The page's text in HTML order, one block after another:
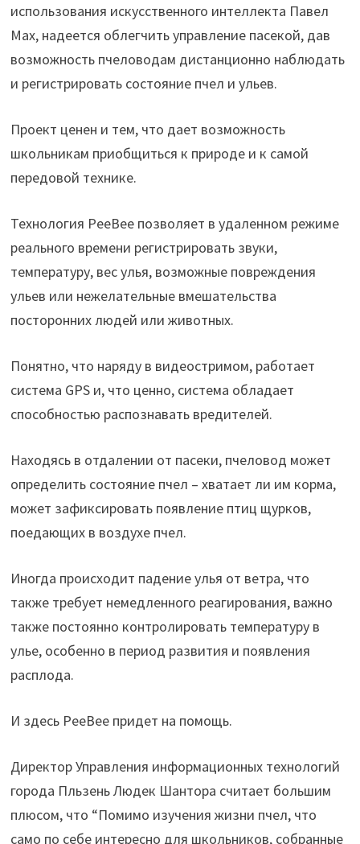
использования искусственного интеллекта Павел
Мах, надеется облегчить управление пасекой, дав
возможность пчеловодам дистанционно наблюдать
и регистрировать состояние пчел и ульев.
Проект ценен и тем, что дает возможность
школьникам приобщиться к природе и к самой
передовой технике.
Технология PeeBee позволяет в удаленном режиме
реального времени регистрировать звуки,
температуру, вес улья, возможные повреждения
ульев или нежелательные вмешательства
посторонних людей или животных.
Понятно, что наряду в видеостримом, работает
система GPS и, что ценно, система обладает
способностью распознавать вредителей.
Находясь в отдалении от пасеки, пчеловод может
определить состояние пчел – хватает ли им корма,
может зафиксировать появление птиц щурков,
поедающих в воздухе пчел.
Иногда происходит падение улья от ветра, что
также требует немедленного реагирования, важно
также постоянно контролировать температуру в
улье, особенно в период развития и появления
расплода.
И здесь PeeBee придет на помощь.
Директор Управления информационных технологий
города Пльзень Людек Шантора считает большим
плюсом, что “Помимо изучения жизни пчел, что
само по себе интересно для школьников, собранные